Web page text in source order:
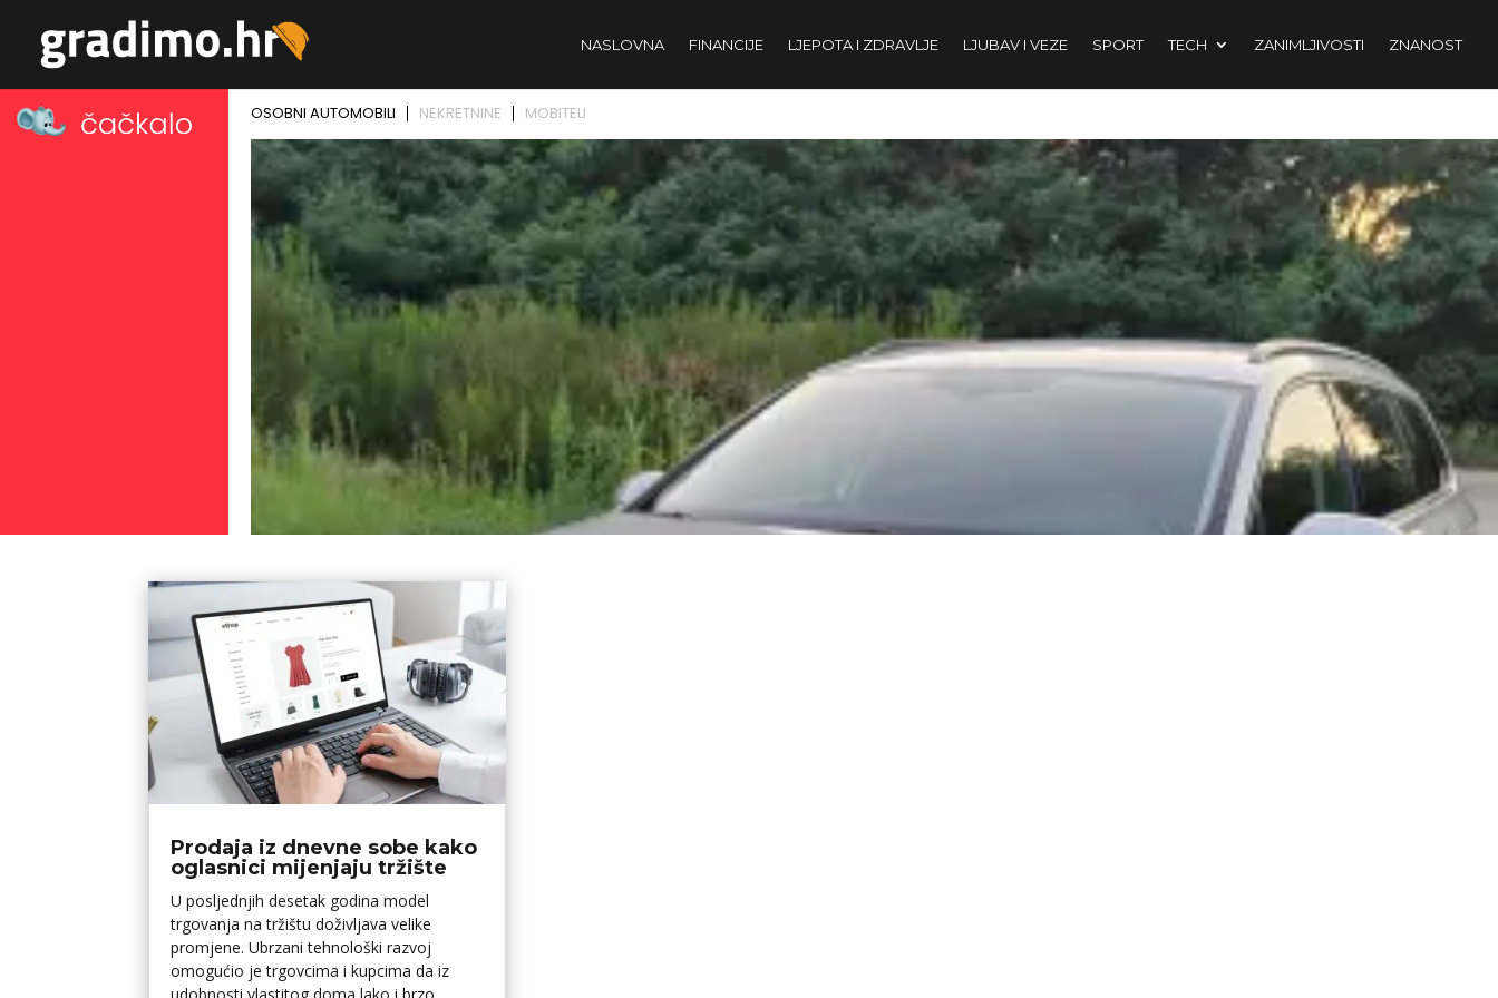
NASLOVNA FINANCIJE LJEPOTA I ZDRAVLJE LJUBAV I VEZE SPORT TECH ZANIMLJIVOSTI ZNANOST
Prodaja iz dnevne sobe kako
oglasnici mijenjaju tržište
U posljednjih desetak godina model
trgovanja na tržištu doživljava velike
promjene. Ubrzani tehnološki razvoj
omogućio je trgovcima i kupcima da iz